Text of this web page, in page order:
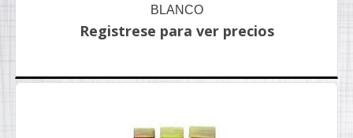
BLANCO
Registrese para ver precios